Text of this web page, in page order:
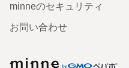
minneのセキュリティ
お問い合わせ